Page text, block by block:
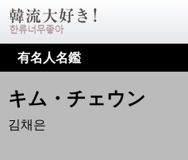
有名人名鑑
キム・チェウン
김채은